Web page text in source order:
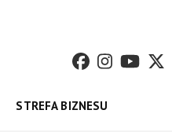
STREFA BIZNESU